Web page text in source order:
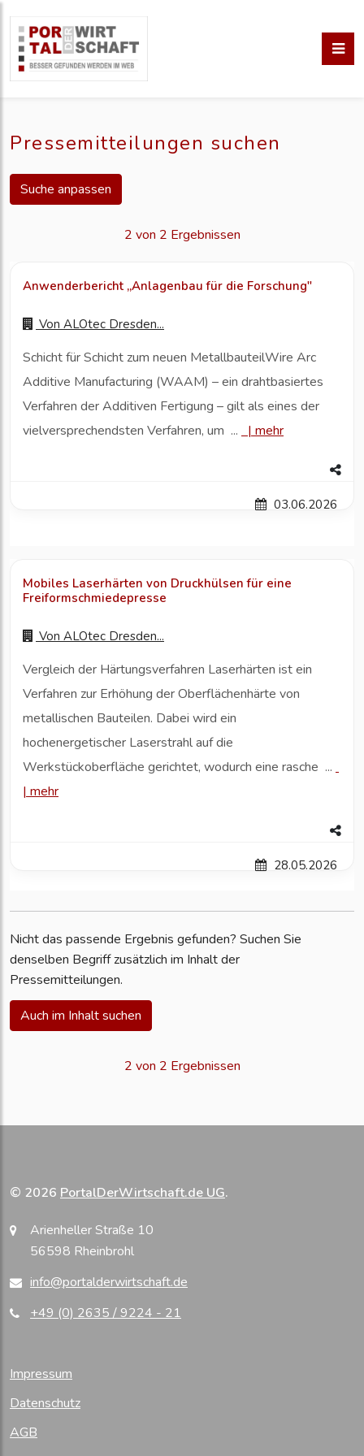
Pressemitteilungen suchen
Suche anpassen
2 von 2 Ergebnissen
Anwenderbericht „Anlagenbau für die Forschung"
Von ALOtec Dresden...
Schicht für Schicht zum neuen MetallbauteilWire Arc
Additive Manufacturing (WAAM) – ein drahtbasiertes
Verfahren der Additiven Fertigung – gilt als eines der
vielversprechendsten Verfahren, um ...
| mehr
03.06.2026
Mobiles Laserhärten von Druckhülsen für eine
Freiformschmiedepresse
Von ALOtec Dresden...
Vergleich der Härtungsverfahren Laserhärten ist ein
Verfahren zur Erhöhung der Oberflächenhärte von
metallischen Bauteilen. Dabei wird ein
hochenergetischer Laserstrahl auf die
Werkstückoberfläche gerichtet, wodurch eine rasche ...
| mehr
28.05.2026
Nicht das passende Ergebnis gefunden? Suchen Sie
denselben Begriff zusätzlich im Inhalt der
Pressemitteilungen.
Auch im Inhalt suchen
2 von 2 Ergebnissen
© 2026 PortalDerWirtschaft.de UG.
Arienheller Straße 10
56598 Rheinbrohl
info@portalderwirtschaft.de
+49 (0) 2635 / 9224 - 21
Impressum
Datenschutz
AGB